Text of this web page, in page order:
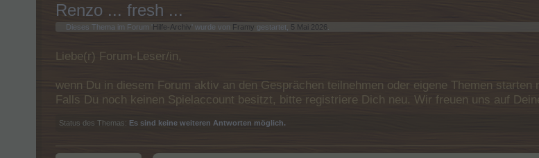
Renzo ... fresh ...
Dieses Thema im Forum ' Hilfe-Archiv ' wurde von Framy gestartet, 5 Mai 2026
Liebe(r) Forum-Leser/in,
wenn Du in diesem Forum aktiv an den Gesprächen teilnehmen oder eigene Themen
Falls Du noch keinen Spielaccount besitzt, bitte registriere Dich neu. Wir freuen uns auf
Status des Themas: Es sind keine weiteren Antworten möglich.